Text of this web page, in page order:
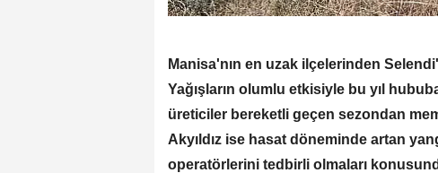
Manisa'nın en uzak ilçelerinden
Yağışların olumlu etkisiyle bu yıl
üreticiler bereketli geçen sezondan
Akyıldız ise hasat döneminde artan
operatörlerini tedbirli olmaları